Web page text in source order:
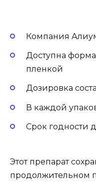
Компания
Доступна форма
пленкой
Дозировка
В каждой
Срок годности
Этот препарат
продолжительном